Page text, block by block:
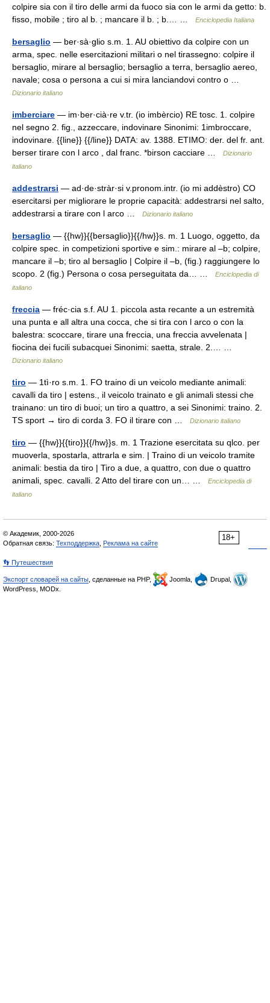
colpire sia con il tiro delle armi da fuoco sia con le armi da getto: b.
fisso, mobile ; tiro al b. ; mancare il b. ; b.… …
Enciclopedia Italiana
bersaglio — ber·sà·glio s.m. 1. AU obiettivo da colpire con un
arma, spec. nelle esercitazioni militari o nel tirassegno: colpire il
bersaglio, mirare al bersaglio; bersaglio a terra, bersaglio aereo,
navale; cosa o persona a cui si mira lanciandovi contro o …
Dizionario italiano
imberciare — im·ber·cià·re v.tr. (io imbèrcio) RE tosc. 1. colpire
nel segno 2. fig., azzeccare, indovinare Sinonimi: 1imbroccare,
indovinare. {{line}} {{/line}} DATA: av. 1388. ETIMO: der. del fr. ant.
berser tirare con l arco , dal franc. *birson cacciare …
Dizionario
italiano
addestrarsi — ad·de·stràr·si v.pronom.intr. (io mi addèstro) CO
esercitarsi per migliorare le proprie capacità: addestrarsi nel salto,
addestrarsi a tirare con l arco …
Dizionario italiano
bersaglio — {{hw}}{{bersaglio}}{{/hw}}s. m. 1 Luogo, oggetto, da
colpire spec. in competizioni sportive e sim.: mirare al –b; colpire,
mancare il –b; tiro al bersaglio | Colpire il –b, (fig.) raggiungere lo
scopo. 2 (fig.) Persona o cosa perseguitata da… …
Enciclopedia di
italiano
freccia — fréc·cia s.f. AU 1. piccola asta recante a un estremità
una punta e all altra una cocca, che si tira con l arco o con la
balestra: scoccare, tirare una freccia, una freccia avvelenata |
fiocina dei fucili subacquei Sinonimi: saetta, strale. 2.… …
Dizionario italiano
tiro — 1tì·ro s.m. 1. FO traino di un veicolo mediante animali:
cavalli da tiro | estens., il veicolo trainato e gli animali stessi che
trainano: un tiro di buoi; un tiro a quattro, a sei Sinonimi: traino. 2.
TS sport → tiro di corda 3. FO il tirare con …
Dizionario italiano
tiro — {{hw}}{{tiro}}{{/hw}}s. m. 1 Trazione esercitata su qlco. per
muoverla, spostarla, attrarla e sim. | Traino di un veicolo tramite
animali: bestia da tiro | Tiro a due, a quattro, con due o quattro
animali, spec. cavalli. 2 Atto del tirare con un… …
Enciclopedia di
italiano
18+
© Академик, 2000-2026
Обратная связь: Техподдержка Реклама на сайте
👣 Путешествия
Экспорт словарей на сайты , сделанные на PHP, Joomla,
Drupal,
WordPress, MODx.